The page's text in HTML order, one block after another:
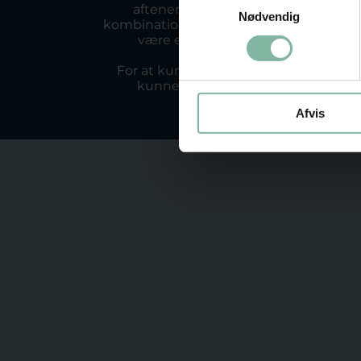
Nødvendig
Afvis
aftenen er der mulighed for at
kombinationer, når der er frivillig
være en kvalificeret underviser til
For at kunne vælge tumbling som
kunne lave araber - flik -